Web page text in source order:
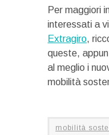
Per maggiori
interessati a
Extragiro,
queste,
al meglio i
mobilità
mobilità